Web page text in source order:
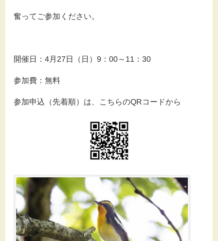
奮ってご参加ください。
開催日： 4月 27 日（日） 9： 00～ 11 ： 30
参加費：無料
参加申込（先着順）は、こちらのQRコードから